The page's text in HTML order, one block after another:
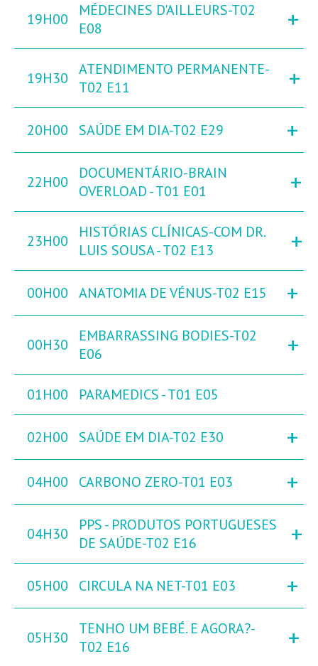
19H00
MÉDECINES D'AILLEURS-T02
E08
+
19H30
ATENDIMENTO PERMANENTE-
T02 E11
+
20H00 SAÚDE EM DIA-T02 E29 +
22H00
DOCUMENTÁRIO-BRAIN
OVERLOAD - T01 E01
+
23H00
HISTÓRIAS CLÍNICAS-COM DR.
LUIS SOUSA - T02 E13
+
00H00 ANATOMIA DE VÉNUS-T02 E15 +
00H30
EMBARRASSING BODIES-T02
E06
+
01H00 PARAMEDICS - T01 E05
02H00 SAÚDE EM DIA-T02 E30 +
04H00 CARBONO ZERO-T01 E03 +
04H30
PPS - PRODUTOS PORTUGUESES
DE SAÚDE-T02 E16
+
05H00 CIRCULA NA NET-T01 E03 +
05H30
TENHO UM BEBÉ. E AGORA?-
T02 E16
+